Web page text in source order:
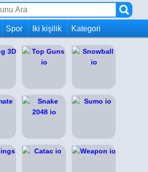
Spor Iki kişilik Kategori